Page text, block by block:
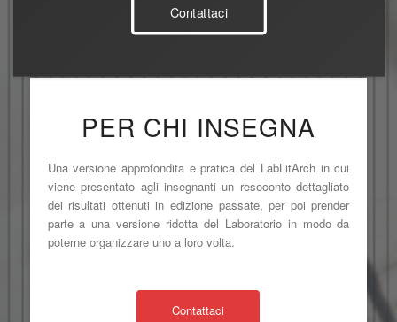
Contattaci
PER CHI INSEGNA
Una versione approfondita e pratica del LabLitArch in cui
viene presentato agli insegnanti un resoconto dettagliato
dei risultati ottenuti in edizione passate, per poi prender
parte a una versione ridotta del Laboratorio in modo da
poterne organizzare uno a loro volta.
Contattaci